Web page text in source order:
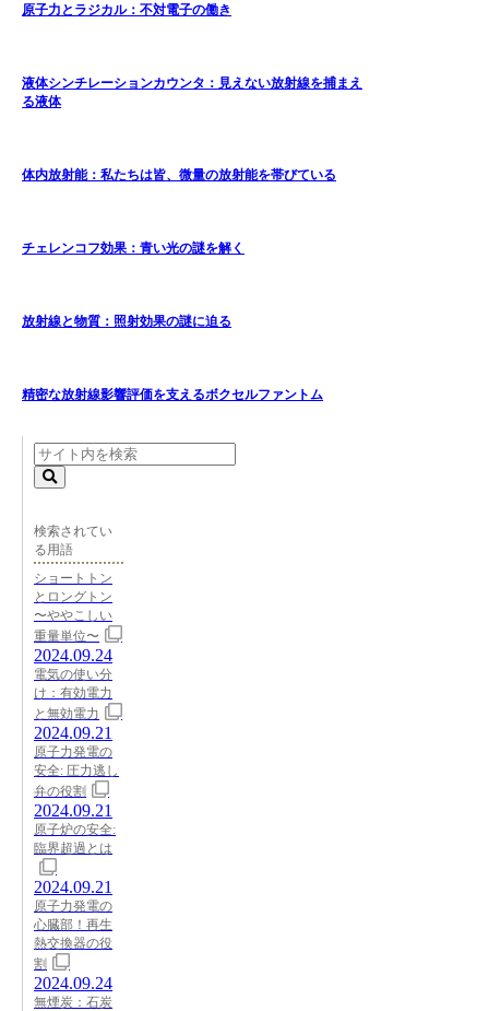
原子力とラジカル：不対電子の働き
液体シンチレーションカウンタ：見えない放射線を捕まえ
る液体
体内放射能：私たちは皆、微量の放射能を帯びている
チェレンコフ効果：青い光の謎を解く
放射線と物質：照射効果の謎に迫る
精密な放射線影響評価を支えるボクセルファントム
検索されてい
る用語
ショートトン
とロングトン
〜ややこしい
重量単位〜
2024.09.24
電気の使い分
け：有効電力
と無効電力
2024.09.21
原子力発電の
安全: 圧力逃し
弁の役割
2024.09.21
原子炉の安全:
臨界超過とは
2024.09.21
原子力発電の
心臓部！再生
熱交換器の役
割
2024.09.24
無煙炭：石炭